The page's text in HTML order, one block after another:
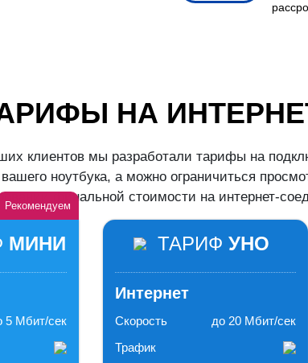
НА
клиентов мы разработали тарифы на
ноутбука, а можно ограничиться
финальной стоимости на интернет-
Рекомендуем
МИНИ
5 Мбит/сек
ТАРИФ УНО
Интернет
Скорость
до 20 Мбит/сек
Трафик